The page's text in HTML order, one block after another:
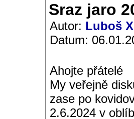
Sraz jaro
Autor: Luboš
Datum:
Ahojte přátelé
My veřejně
zase po
2.6.2024 v